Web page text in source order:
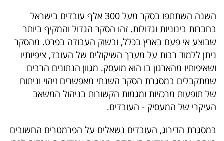
ויראלי
טלוויזיה
עסקי
ספורט
קריירה
ולימודים
השנה השתתפו בסקר מעל 300 אלף עובדים בישראל
בחברות בינוניות וגדולות. זהו הסקר הגדול והמקיף ביותר
שבוצע אי פעם בארץ בכלל, ובשוק העבודה בפרט. מהסקר
ניתן ללמוד רבות על מערך השיקולים של העובד, ציפיותיו
ושאיפותיו מהארגון בו הוא מועסק. מגוון הנתונים הרבים
שמתקבלים במסגרת הסקר השנתי מאפשרים זיהוי וניתוח
של תופעות מרכזיות ומגמות הקשורות בניהול המשאב
העיקרי של המעסיק - העובדים.
במסגרת הדירוג, העובדים נשאלים על הפרמטרים החשובים